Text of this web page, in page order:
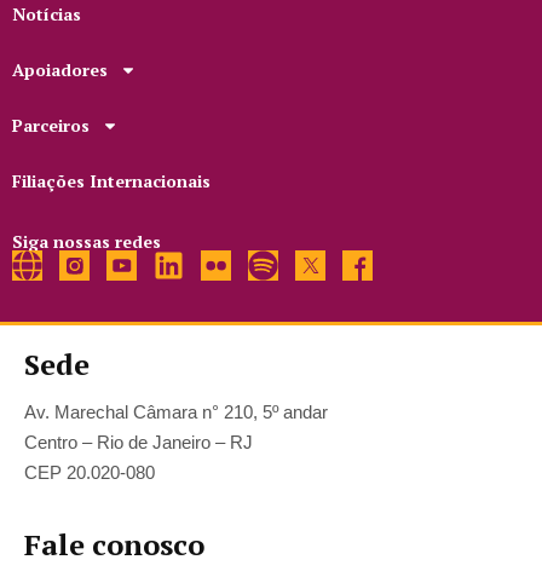
Notícias
Apoiadores
Parceiros
Filiações Internacionais
Siga nossas redes
Sede
Av. Marechal Câmara n° 210, 5º andar
Centro – Rio de Janeiro – RJ
CEP 20.020-080
Fale conosco